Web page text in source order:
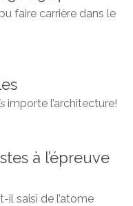
faire carrière dans le
importe l’architecture!
à l’épreuve
il saisi de l’atome